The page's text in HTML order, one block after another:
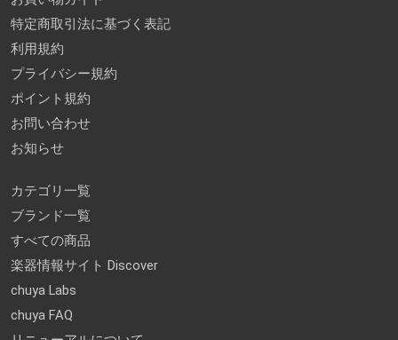
特定商取引法に基づく表記
利用規約
プライバシー規約
ポイント規約
お問い合わせ
お知らせ
カテゴリ一覧
ブランド一覧
すべての商品
楽器情報サイト Discover
chuya Labs
chuya FAQ